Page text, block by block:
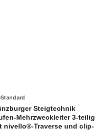
Standard
Steigtechnik
Mehrzweckleiter 3-teilig
nivello®-Traverse und clip-